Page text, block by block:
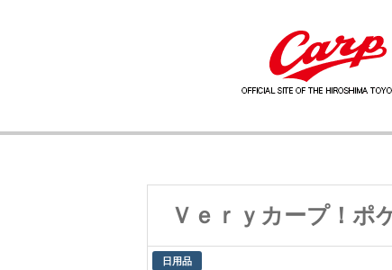
Ｖｅｒｙカープ！ポ
日用品